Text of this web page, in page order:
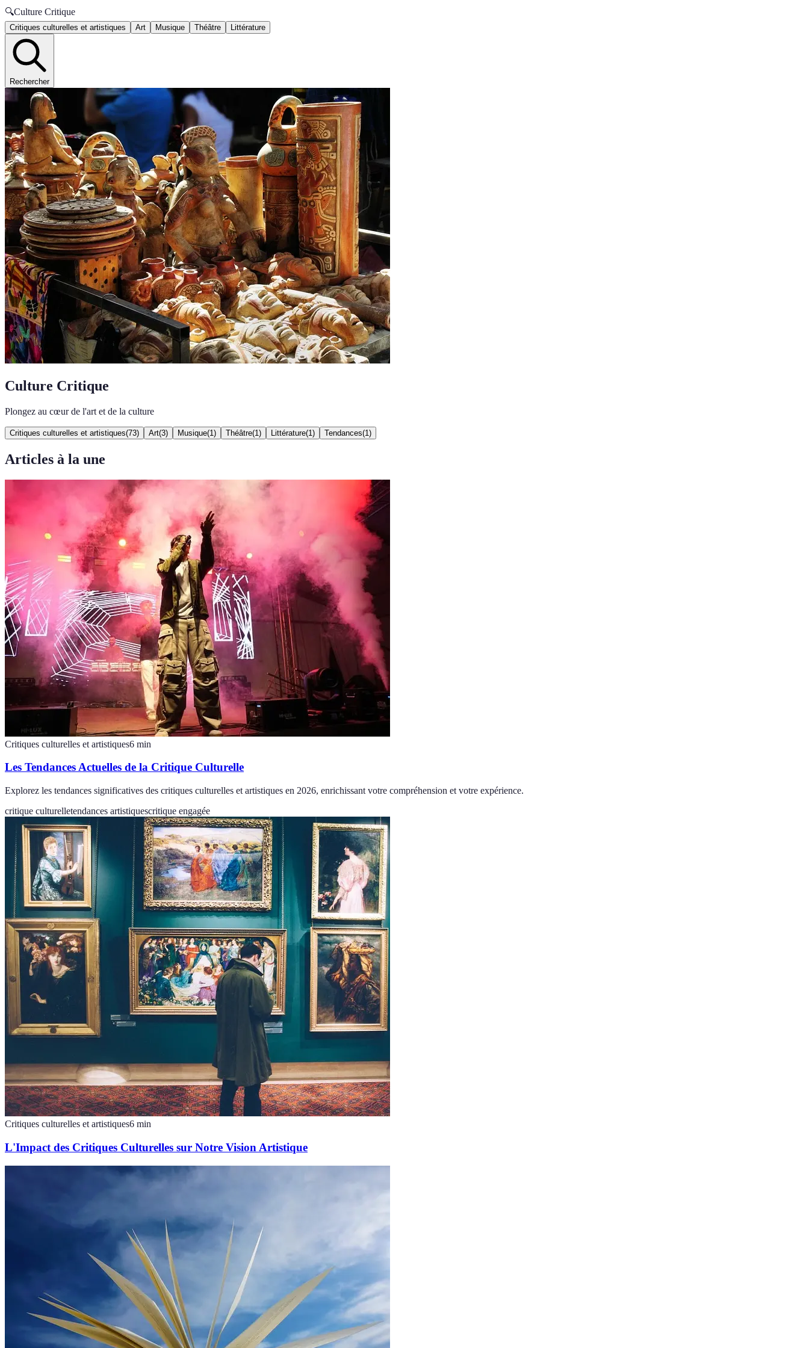
🔍Culture Critique
Critiques culturelles et artistiques Art Musique Théâtre Littérature
Rechercher
Culture Critique
Plongez au cœur de l'art et de la culture
Critiques culturelles et artistiques(73) Art(3) Musique(1 ) Théâtre(1 ) Littérature(1 ) Tendances(1 )
Articles à la une
Critiques culturelles et artistiques6 min
Les Tendances Actuelles de la Critique Culturelle
Explorez les tendances significatives des critiques culturelles et artistiques en 2026, enrichissant votre compréhension et votre expérience.
critique culturelletendances artistiquescritique engagée
Critiques culturelles et artistiques6 min
L'Impact des Critiques Culturelles sur Notre Vision Artistique